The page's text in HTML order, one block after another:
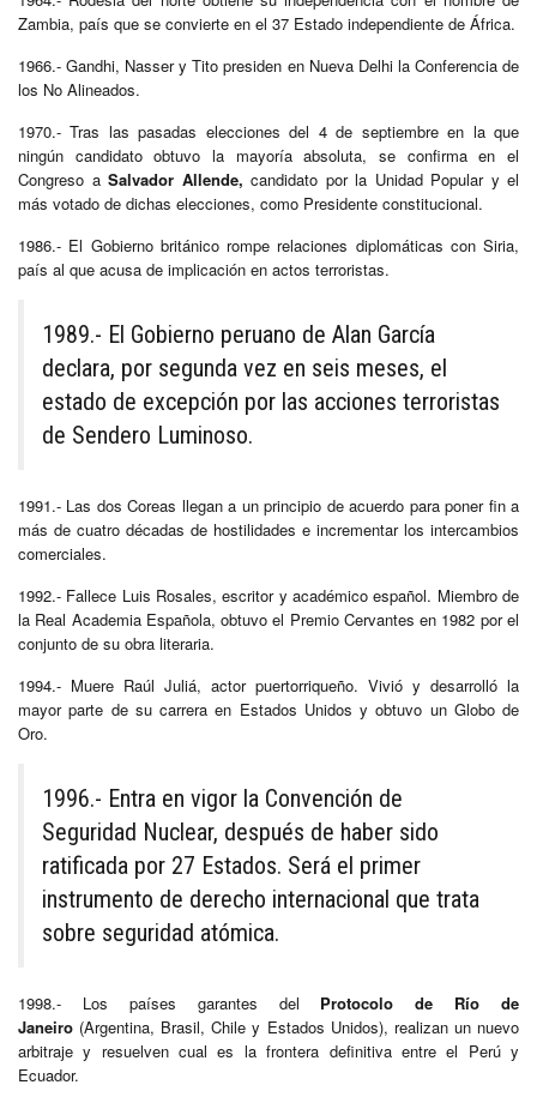
Zambia, país que se convierte en el 37 Estado independiente de África.
1966.- Gandhi, Nasser y Tito presiden en Nueva Delhi la Conferencia de
los No Alineados.
1970.- Tras las pasadas elecciones del 4 de septiembre en la que
ningún candidato obtuvo la mayoría absoluta, se confirma en el
Congreso a Salvador Allende, candidato por la Unidad Popular y el
más votado de dichas elecciones, como Presidente constitucional.
1986.- El Gobierno británico rompe relaciones diplomáticas con Siria,
país al que acusa de implicación en actos terroristas.
1989.- El Gobierno peruano de Alan García
declara, por segunda vez en seis meses, el
estado de excepción por las acciones terroristas
de Sendero Luminoso.
1991.- Las dos Coreas llegan a un principio de acuerdo para poner fin a
más de cuatro décadas de hostilidades e incrementar los intercambios
comerciales.
1992.- Fallece Luis Rosales, escritor y académico español. Miembro de
la Real Academia Española, obtuvo el Premio Cervantes en 1982 por el
conjunto de su obra literaria.
1994.- Muere Raúl Juliá, actor puertorriqueño. Vivió y desarrolló la
mayor parte de su carrera en Estados Unidos y obtuvo un Globo de
Oro.
1996.- Entra en vigor la Convención de
Seguridad Nuclear, después de haber sido
ratificada por 27 Estados. Será el primer
instrumento de derecho internacional que trata
sobre seguridad atómica.
1998.- Los países garantes del Protocolo de Río de
Janeiro (Argentina, Brasil, Chile y Estados Unidos), realizan un nuevo
arbitraje y resuelven cual es la frontera definitiva entre el Perú y
Ecuador.